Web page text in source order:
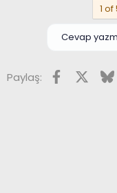
1 of
Cevap
Paylaş: Facebook
X